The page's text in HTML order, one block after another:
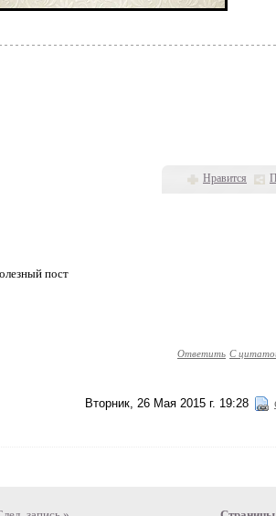
Нравится
пост
Ответить С
Вторник, 26 Мая 2015 г. 19:28